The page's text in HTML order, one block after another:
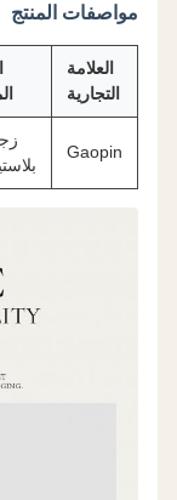
مواصفات المنتج
العلامة
التجارية
Gaopin
زجاجة
بلاستيكية